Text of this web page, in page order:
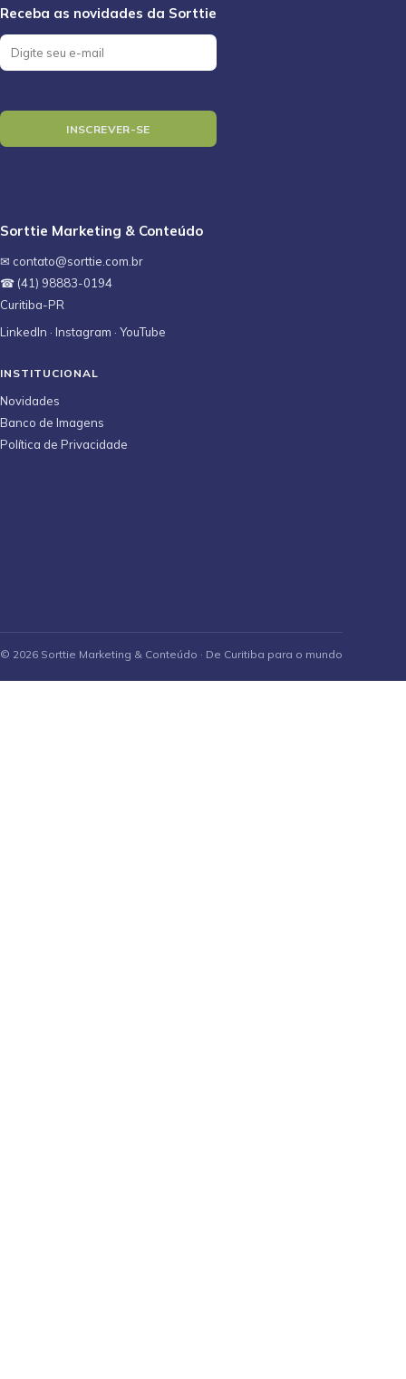
Sorttie Marketing & Conteúdo
✉ contato@sorttie.com.br
☎ (41) 98883-0194
Curitiba-PR
LinkedIn · Instagram · YouTube
INSTITUCIONAL
Novidades
Banco de Imagens
Política de Privacidade